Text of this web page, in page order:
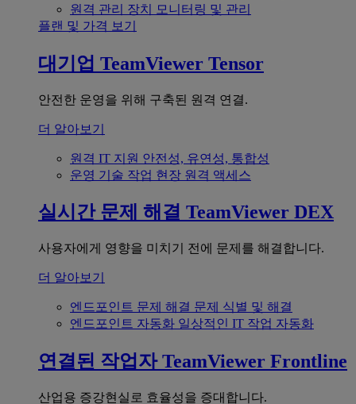
원격 관리 장치 모니터링 및 관리
플랜 및 가격 보기
대기업 TeamViewer Tensor
안전한 운영을 위해 구축된 원격 연결.
더 알아보기
원격 IT 지원 안전성, 유연성, 통합성
운영 기술 작업 현장 원격 액세스
실시간 문제 해결 TeamViewer DEX
사용자에게 영향을 미치기 전에 문제를 해결합니다.
더 알아보기
엔드포인트 문제 해결 문제 식별 및 해결
엔드포인트 자동화 일상적인 IT 작업 자동화
연결된 작업자 TeamViewer Frontline
산업용 증강현실로 효율성을 증대합니다.